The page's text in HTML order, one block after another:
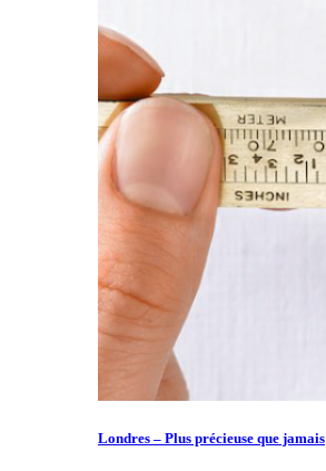
Londres – Plus précieuse que jamais